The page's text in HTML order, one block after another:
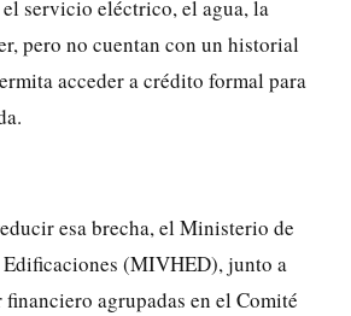
servicio eléctrico, el agua, la
pero no cuentan con un historial
acceder a crédito formal para
esa brecha, el Ministerio de
(MIVHED), junto a
agrupadas en el Comité